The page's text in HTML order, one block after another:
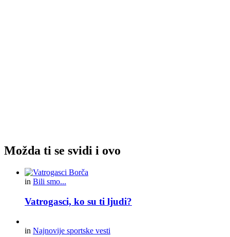
Možda ti se svidi i ovo
in Bili smo...
Vatrogasci, ko su ti ljudi?
in Najnovije sportske vesti